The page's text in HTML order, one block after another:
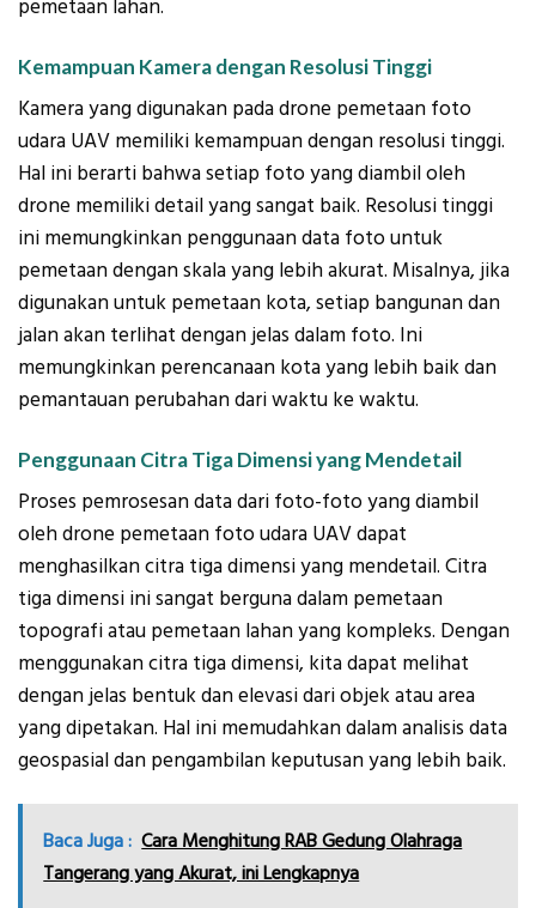
pemetaan lahan.
Kemampuan Kamera dengan Resolusi Tinggi
Kamera yang digunakan pada drone pemetaan foto
udara UAV memiliki kemampuan dengan resolusi tinggi.
Hal ini berarti bahwa setiap foto yang diambil oleh
drone memiliki detail yang sangat baik. Resolusi tinggi
ini memungkinkan penggunaan data foto untuk
pemetaan dengan skala yang lebih akurat. Misalnya, jika
digunakan untuk pemetaan kota, setiap bangunan dan
jalan akan terlihat dengan jelas dalam foto. Ini
memungkinkan perencanaan kota yang lebih baik dan
pemantauan perubahan dari waktu ke waktu.
Penggunaan Citra Tiga Dimensi yang Mendetail
Proses pemrosesan data dari foto-foto yang diambil
oleh drone pemetaan foto udara UAV dapat
menghasilkan citra tiga dimensi yang mendetail. Citra
tiga dimensi ini sangat berguna dalam pemetaan
topografi atau pemetaan lahan yang kompleks. Dengan
menggunakan citra tiga dimensi, kita dapat melihat
dengan jelas bentuk dan elevasi dari objek atau area
yang dipetakan. Hal ini memudahkan dalam analisis data
geospasial dan pengambilan keputusan yang lebih baik.
Baca Juga : Cara Menghitung RAB Gedung Olahraga
Tangerang yang Akurat, ini Lengkapnya